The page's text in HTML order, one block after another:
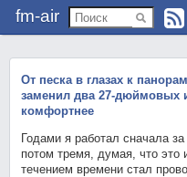
fm-air
От песка в глазах к
заменил два 27-дюймовых
комфортнее
Годами я работал сначала
потом тремя, думая, что это
течением времени стал